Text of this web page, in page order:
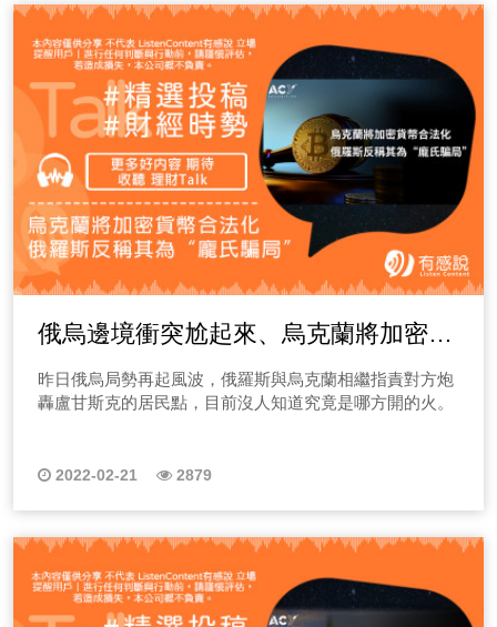
俄烏邊境衝突尬起來、烏克蘭將加密貨
幣合法化，俄羅斯反稱其為“龐氏騙局”
昨日俄烏局勢再起風波，俄羅斯與烏克蘭相繼指責對方炮
轟盧甘斯克的居民點，目前沒人知道究竟是哪方開的火。
2022-02-21 2879